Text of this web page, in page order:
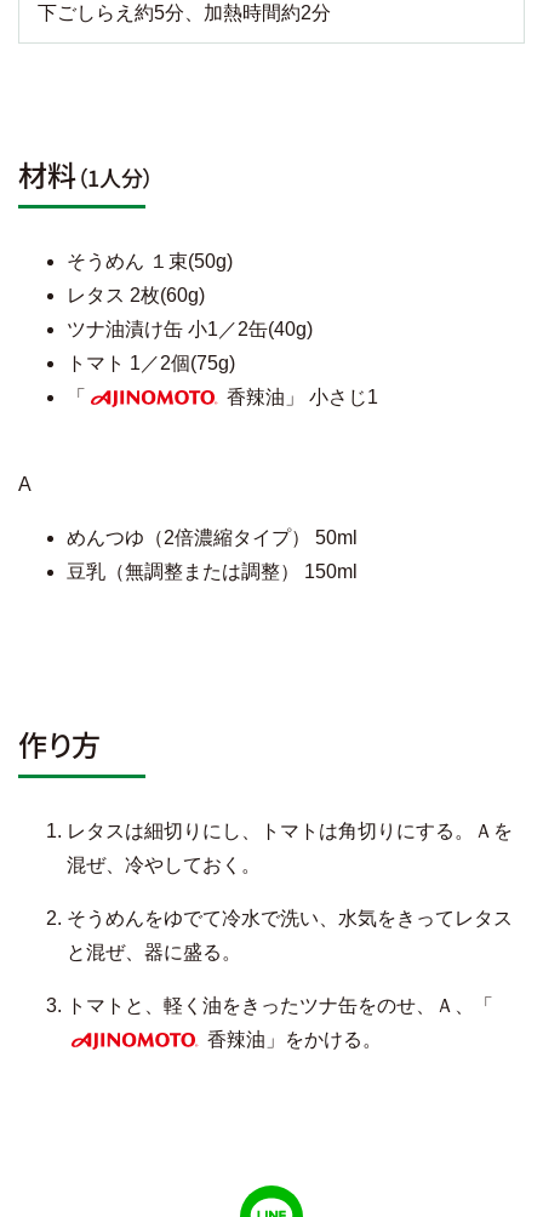
下ごしらえ約5分、加熱時間約2分
材料（1人分）
そうめん １束(50g)
レタス 2枚(60g)
ツナ油漬け缶 小1／2缶(40g)
トマト 1／2個(75g)
「
香辣油」 小さじ1
A
めんつゆ（2倍濃縮タイプ） 50ml
豆乳（無調整または調整） 150ml
作り方
レタスは細切りにし、トマトは角切りにする。Ａを
混ぜ、冷やしておく。
そうめんをゆでて冷水で洗い、水気をきってレタス
と混ぜ、器に盛る。
トマトと、軽く油をきったツナ缶をのせ、Ａ、「
香辣油」をかける。